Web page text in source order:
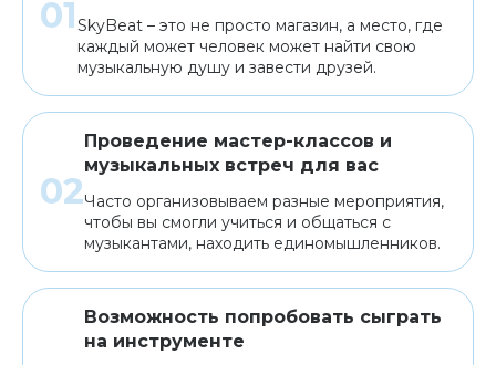
SkyBeat – это не просто магазин, а место, где
каждый может человек может найти свою
музыкальную душу и завести друзей.
Проведение мастер-классов и
музыкальных встреч для вас
Часто организовываем разные мероприятия,
чтобы вы смогли учиться и общаться с
музыкантами, находить единомышленников.
Возможность попробовать сыграть
на инструменте